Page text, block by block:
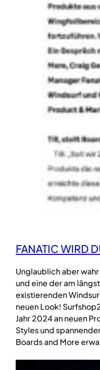
FANATIC WIRD
Unglaublich aber
und eine der am
existierenden
neuen Look!
Jahr 2024 an neuen
Styles und
Boards and More